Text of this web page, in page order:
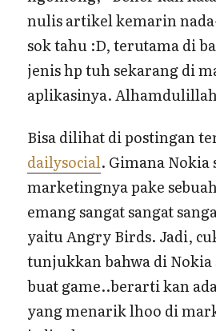
nulis artikel kemarin
sok tahu :D, terutama di
jenis hp tuh sekarang di
aplikasinya.
Bisa dilihat di postingan
dailysocial. Gimana Nokia
marketingnya pake
emang sangat sangat
yaitu Angry Birds. Jadi,
tunjukkan bahwa di
buat game..berarti kan
yang menarik lhoo di